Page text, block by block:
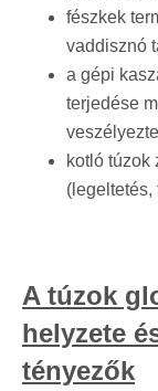
fészkek
vaddisznó
a gépi
terjedése
kotló túzok
(legeltetés,
A túzok
helyzete
tényezők